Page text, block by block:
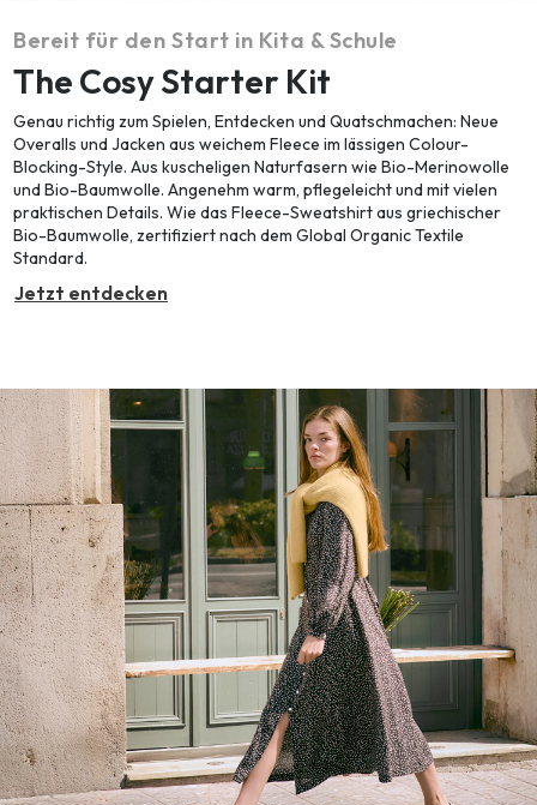
Bereit für den Start in Kita & Schule
The Cosy Starter Kit
Genau richtig zum Spielen, Entdecken und Quatschmachen: Neue
Overalls und Jacken aus weichem Fleece im lässigen Colour-
Blocking-Style. Aus kuscheligen Naturfasern wie Bio-Merinowolle
und Bio-Baumwolle. Angenehm warm, pflegeleicht und mit vielen
praktischen Details. Wie das Fleece-Sweatshirt aus griechischer
Bio-Baumwolle, zertifiziert nach dem Global Organic Textile
Standard.
Jetzt entdecken